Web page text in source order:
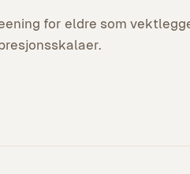
for eldre som